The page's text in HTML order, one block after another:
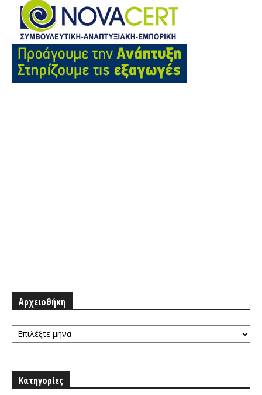
Αρχειοθήκη
Αρχειοθήκη
Κατηγορίες